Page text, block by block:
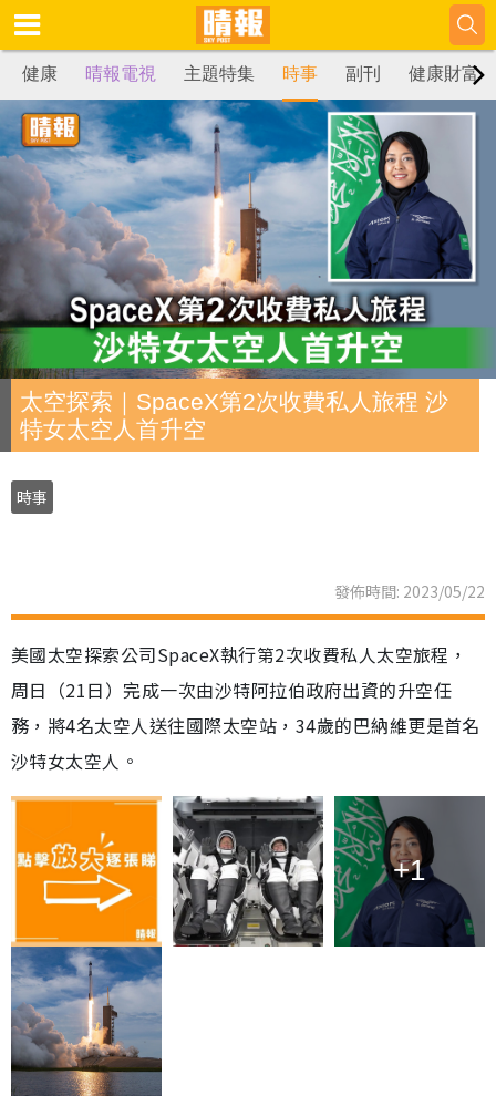
健康 晴報電視 主題特集 時事 副刊 健康財富
太空探索｜SpaceX第2次收費私人旅程 沙
特女太空人首升空
時事
發佈時間: 2023/05/22
美國太空探索公司SpaceX執行第2次收費私人太空旅程，
周日（21日）完成一次由沙特阿拉伯政府出資的升空任
務，將4名太空人送往國際太空站，34歲的巴納維更是首名
沙特女太空人。
+1